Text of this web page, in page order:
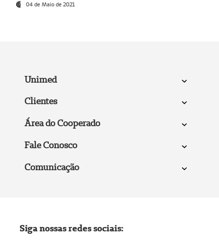
04 de Maio de 2021
Unimed
Clientes
Área do Cooperado
Fale Conosco
Comunicação
Siga nossas redes sociais: